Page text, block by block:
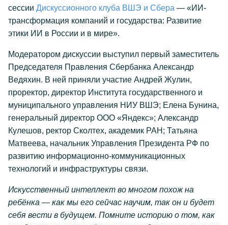
сессии Дискуссионного клуба ВШЭ и Сбера — «ИИ-
трансформация компаний и государства: Развитие
этики ИИ в России и в мире».
Модератором дискуссии выступил первый заместитель
Председателя Правления Сбербанка Александр
Ведяхин. В ней приняли участие Андрей Жулин,
проректор, директор Института государственного и
муниципального управления НИУ ВШЭ; Елена Бунина,
генеральный директор ООО «Яндекс»; Александр
Кулешов, ректор Сколтех, академик РАН; Татьяна
Матвеева, начальник Управления Президента РФ по
развитию информационно-коммуникационных
технологий и инфраструктуры связи.
Искусственный интеллект во многом похож на
ребёнка — как мы его сейчас научим, так он и будет
себя вести в будущем. Помните историю о том, как